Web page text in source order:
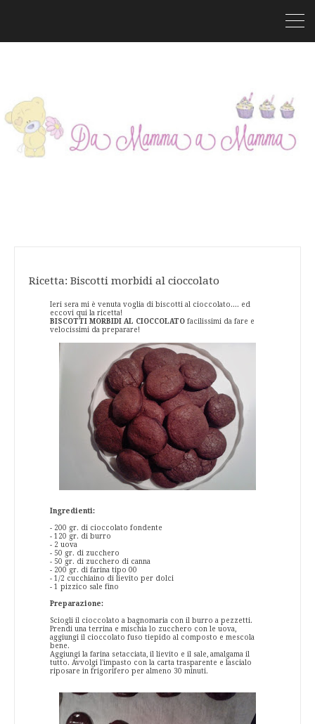
Ricetta: Biscotti morbidi al cioccolato
Ieri sera mi è venuta voglia di biscotti al cioccolato.... ed
eccovi qui la ricetta!
BISCOTTI MORBIDI AL CIOCCOLATO facilissimi da fare e
velocissimi da preparare!
Ingredienti:
- 200 gr. di cioccolato fondente
- 120 gr. di burro
- 2 uova
- 50 gr. di zucchero
- 50 gr. di zucchero di canna
- 200 gr. di farina tipo 00
- 1/2 cucchiaino di lievito per dolci
- 1 pizzico sale fino
Preparazione:
Sciogli il cioccolato a bagnomaria con il burro a pezzetti.
Prendi una terrina e mischia lo zucchero con le uova,
aggiungi il cioccolato fuso tiepido al composto e mescola
bene.
Aggiungi la farina setacciata, il lievito e il sale, amalgama il
tutto. Avvolgi l'impasto con la carta trasparente e lascialo
riposare in frigorifero per almeno 30 minuti.